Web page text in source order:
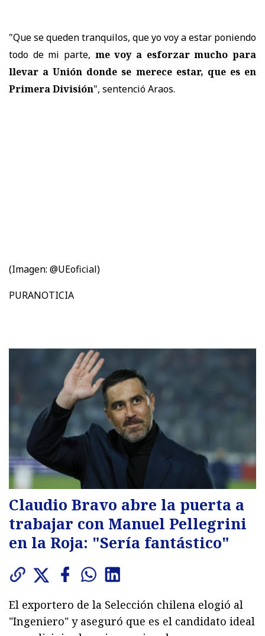
"Que se queden tranquilos, que yo voy a estar poniendo
todo de mi parte, me voy a esforzar mucho para
llevar a Unión donde se merece estar, que es en
Primera División", sentenció Araos.
(Imagen: @UEoficial)
PURANOTICIA
Claudio Bravo abre la puerta a
trabajar con Manuel Pellegrini
en la Roja: "Sería fantástico"
El exportero de la Selección chilena elogió al
"Ingeniero" y aseguró que es el candidato ideal